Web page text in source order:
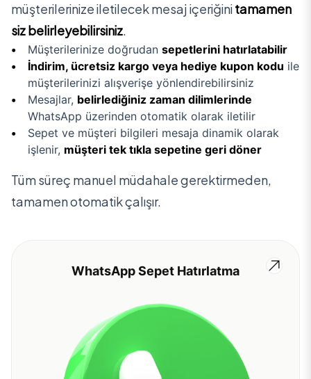
müşterilerinize iletilecek mesaj içeriğinitamamen
siz belirleyebilirsiniz.
Müşterilerinize doğrudan sepetlerini hatırlatabilir
İndirim, ücretsiz kargo veya hediye kupon kodu ile
müşterilerinizi alışverişe yönlendirebilirsiniz
Mesajlar, belirlediğiniz zaman dilimlerinde
WhatsApp üzerinden otomatik olarak iletilir
Sepet ve müşteri bilgileri mesaja dinamik olarak
işlenir, müşteri tek tıkla sepetine geri döner
Tüm süreç manuel müdahale gerektirmeden,
tamamen otomatik çalışır.
WhatsApp Sepet Hatırlatma